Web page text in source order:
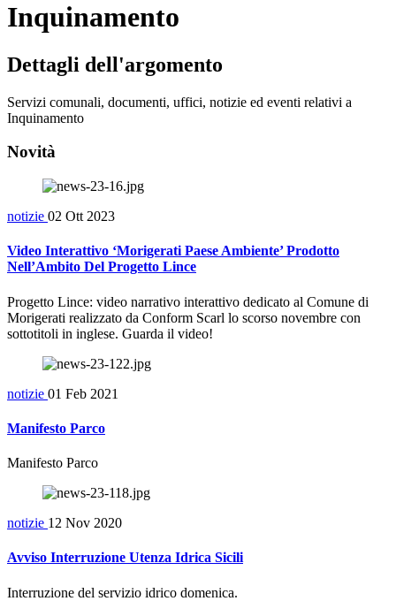
Inquinamento
Dettagli dell'argomento
Servizi comunali, documenti, uffici, notizie ed eventi relativi a
Inquinamento
Novità
notizie 02 Ott 2023
Video Interattivo ‘Morigerati Paese Ambiente’ Prodotto
Nell’Ambito Del Progetto Lince
Progetto Lince: video narrativo interattivo dedicato al Comune di
Morigerati realizzato da Conform Scarl lo scorso novembre con
sottotitoli in inglese. Guarda il video!
notizie 01 Feb 2021
Manifesto Parco
Manifesto Parco
notizie 12 Nov 2020
Avviso Interruzione Utenza Idrica Sicili
Interruzione del servizio idrico domenica.